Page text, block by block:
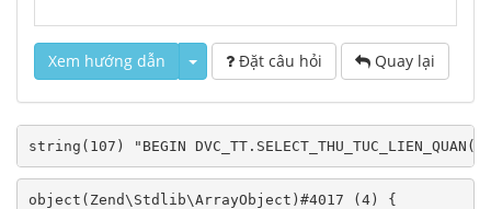
Xem hướng dẫn Đặt câu hỏi Quay lại
object(Zend\Stdlib\ArrayObject)#4017 (4) {